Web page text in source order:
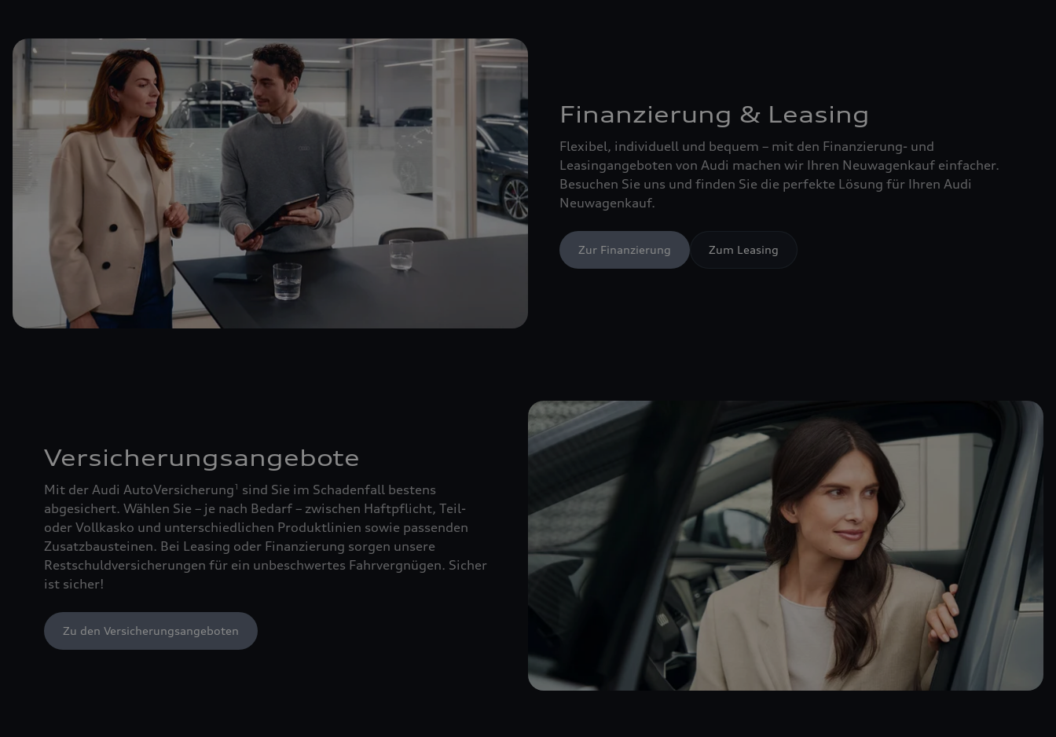
Finanzierung & Leasing
Flexibel, individuell und bequem – mit den Finanzierung- und
Leasingangeboten von Audi machen wir Ihren Neuwagenkauf einfacher.
Besuchen Sie uns und finden Sie die perfekte Lösung für Ihren Audi
Neuwagenkauf.
Zur Finanzierung Zum Leasing
Versicherungsangebote
Mit der Audi AutoVersicherung1
sind Sie im Schadenfall bestens
abgesichert. Wählen Sie – je nach Bedarf – zwischen Haftpflicht, Teil-
oder Vollkasko und unterschiedlichen Produktlinien sowie passenden
Zusatzbausteinen. Bei Leasing oder Finanzierung sorgen unsere
Restschuldversicherungen für ein unbeschwertes Fahrvergnügen. Sicher
ist sicher!
Zu den Versicherungsangeboten